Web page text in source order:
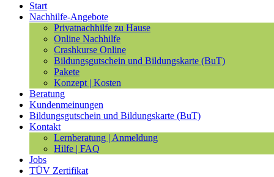
Start
Nachhilfe-Angebote
Privatnachhilfe zu Hause
Online Nachhilfe
Crashkurse Online
Bildungsgutschein und Bildungskarte (BuT)
Pakete
Konzept | Kosten
Beratung
Kundenmeinungen
Bildungsgutschein und Bildungskarte (BuT)
Kontakt
Lernberatung | Anmeldung
Hilfe | FAQ
Jobs
TÜV Zertifikat